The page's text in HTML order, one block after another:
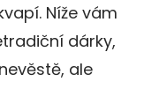
Níže vám
dárky,
ale